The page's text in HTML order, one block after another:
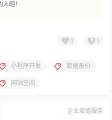
吧！
0 0
小程序开发 数据备份
网站空间
企业增值服务